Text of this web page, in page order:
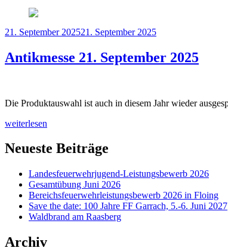
Veröffentlicht
21. September 202521. September 2025
Antikmesse 21. September 2025
Die Produktauswahl ist auch in diesem Jahr wieder
„Antikmesse
September
2025“
weiterlesen
Neueste Beiträge
Landesfeuerwehrjugend-Leistungsbewerb 2026
Gesamtübung Juni 2026
Bereichsfeuerwehrleistungsbewerb 2026 in Floing
Save the date: 100 Jahre FF Garrach, 5.-6. Juni 2027
Waldbrand am Raasberg
Archiv